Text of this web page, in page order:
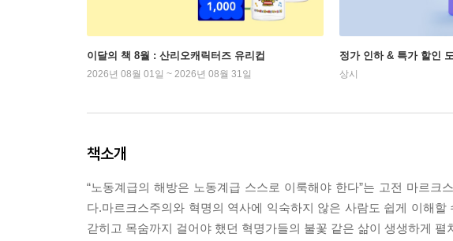
이달의 책 8월 : 산리오캐릭터즈 유리컵
2026년 08월 01일 ~ 2026년 08월 31일
정가 인하 & 특가 할인
상시
책소개
“노동계급의 해방은 노동계급 스스로 이룩해야 한다”는 고전 마르
다.마르크스주의와 혁명의 역사에 익숙하지 않은 사람도 쉽게 이해
갇히고 목숨까지 걸어야 했던 혁명가들의 불꽃 같은 삶이 생생하게 펼